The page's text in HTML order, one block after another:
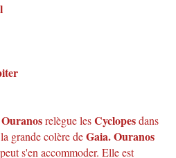
Ouranosrelègue lesCyclopesdans
grande colère deGaia. Ouranos
s'en accommoder. Elle est